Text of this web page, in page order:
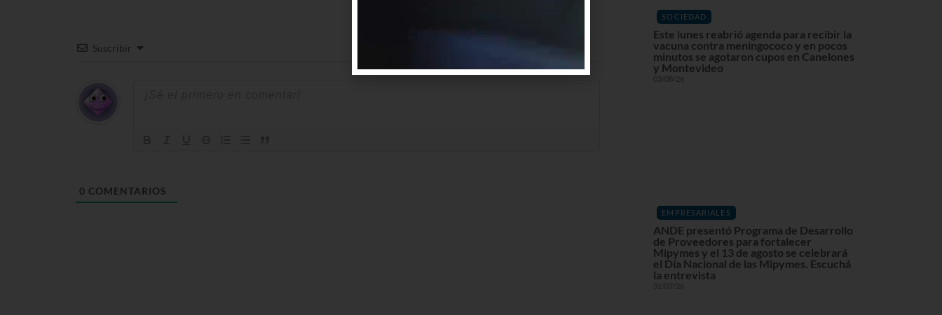
Suscribir
0 COMENTARIOS
SOCIEDAD
Este lunes reabrió agenda para recibir la
vacuna contra meningococo y en pocos
minutos se agotaron cupos en Canelones
y Montevideo
03/08/26
EMPRESARIALES
ANDE presentó Programa de Desarrollo
de Proveedores para fortalecer
Mipymes y el 13 de agosto se celebrará
el Día Nacional de las Mipymes. Escuchá
la entrevista
31/07/26